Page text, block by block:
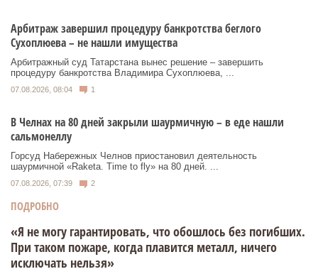
Арбитраж завершил процедуру банкротства беглого
Сухоплюева – не нашли имущества
Арбитражный суд Татарстана вынес решение – завершить
процедуру банкротства Владимира Сухоплюева, ...
07.08.2026, 08:04 1
В Челнах на 80 дней закрыли шаурмичную – в еде нашли
сальмонеллу
Горсуд Набережных Челнов приостановил деятельность
шаурмичной «Raketa. Time to fly» на 80 дней. ...
07.08.2026, 07:39 2
ПОДРОБНО
«Я не могу гарантировать, что обошлось без погибших.
При таком пожаре, когда плавится металл, ничего
исключать нельзя»